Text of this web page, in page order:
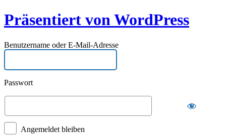
Präsentiert von WordPress
Benutzername oder E-Mail-Adresse
Passwort
Angemeldet bleiben